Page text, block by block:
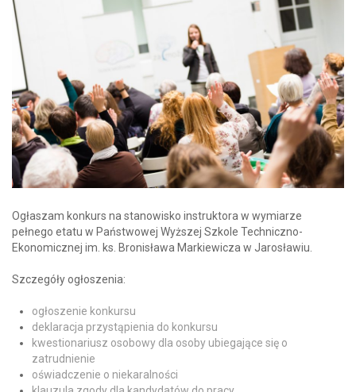
Ogłaszam konkurs na stanowisko instruktora w wymiarze
pełnego etatu w Państwowej Wyższej Szkole Techniczno-
Ekonomicznej im. ks. Bronisława Markiewicza w Jarosławiu.
Szczegóły ogłoszenia:
ogłoszenie konkursu
deklaracja przystąpienia do konkursu
kwestionariusz osobowy dla osoby ubiegające się o
zatrudnienie
oświadczenie o niekaralności